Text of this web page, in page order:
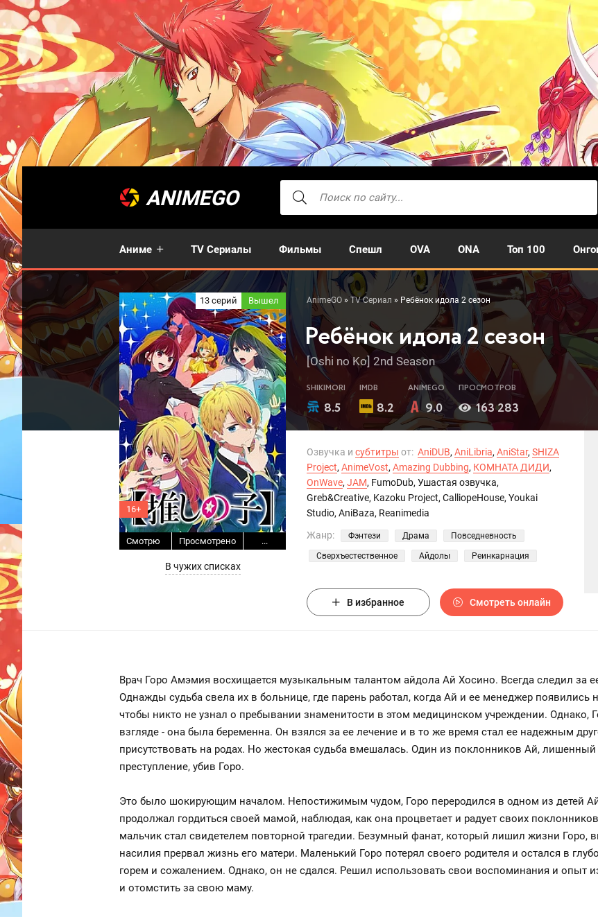
ANIMEGO
Аниме TV Сериалы Фильмы Спешл OVA ONA Топ 100
AnimeGO »TV Сериал » Ребёнок идола 2 сезон
Ребёнок идола 2 сезон
13 серий Вышел
16+
Смотрю Просмотрено ...
В чужих списках
[Oshi no Ko] 2nd Season
SHIKIMORI
8.5
IMDB
8.2
ANIMEGO
9.0
ПРОСМОТРОВ
163 283
Озвучка и субтитры от: AniDUB, AniLibria, AniStar, SHIZA
Project, AnimeVost, Amazing Dubbing, КОМНАТА ДИДИ,
OnWave, JAM, FumoDub, Ушастая озвучка,
Greb&Creative, Kazoku Project, CalliopeHouse, Youkai
Studio, AniBaza, Reanimedia
Жанр:
Фэнтези Драма Повседневность
Сверхъестественное Айдолы Реинкарнация
В избранное Смотреть онлайн
Врач Горо Амэмия восхищается музыкальным талантом айдола Ай Хосино. Всегда следил за
Однажды судьба свела их в больнице, где парень работал, когда Ай и ее менеджер
чтобы никто не узнал о пребывании знаменитости в этом медицинском учреждении. Однако,
взгляде - она была беременна. Он взялся за ее лечение и в то же время стал ее надежным
присутствовать на родах. Но жестокая судьба вмешалась. Один из поклонников Ай,
преступление, убив Горо.
Это было шокирующим началом. Непостижимым чудом, Горо переродился в одном из детей
продолжал гордиться своей мамой, наблюдая, как она процветает и радует своих
мальчик стал свидетелем повторной трагедии. Безумный фанат, который лишил жизни Горо,
насилия прервал жизнь его матери. Маленький Горо потерял своего родителя и остался в
горем и сожалением. Однако, он не сдался. Решил использовать свои воспоминания и опыт
и отомстить за свою маму.